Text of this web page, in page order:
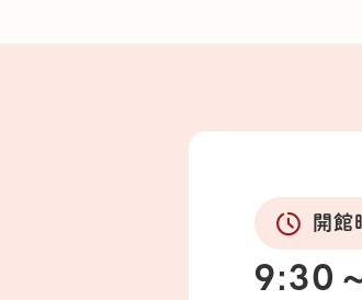
開館
9:30